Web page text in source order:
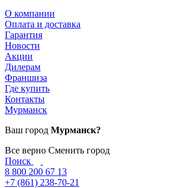
О компании
Оплата и доставка
Гарантия
Новости
Акции
Дилерам
Франшиза
Где купить
Контакты
Мурманск
Ваш город Мурманск?
Все верно Сменить город
Поиск
8 800 200 67 13
+7 (861) 238-70-21